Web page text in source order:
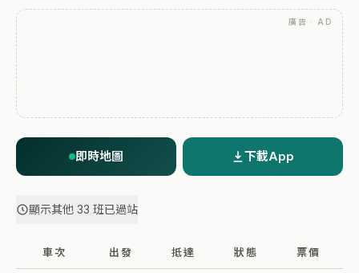
廣告 · AD
即時地圖 下載App
顯示其他 33 班已過站
車次 出發 抵達 狀態 票價